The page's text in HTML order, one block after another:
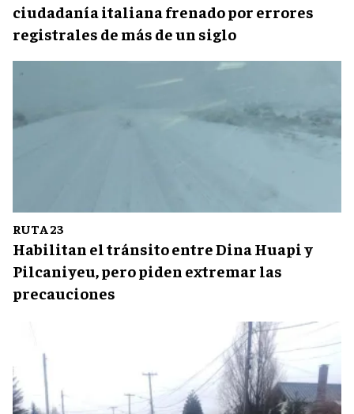
ciudadanía italiana frenado por errores
registrales de más de un siglo
RUTA 23
Habilitan el tránsito entre Dina Huapi y
Pilcaniyeu, pero piden extremar las
precauciones